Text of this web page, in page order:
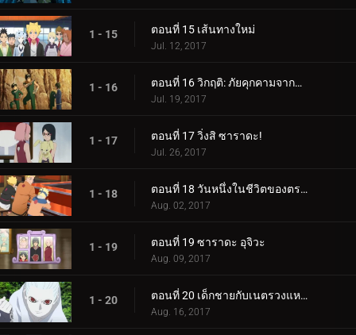
1 - 15 ตอนที่ 15 เส้นทางใหม่
Jul. 12, 2017
1 - 16 ตอนที่ 16 วิกฤติ: ภัยคุกคามจากความล้มเหลว!
Jul. 19, 2017
1 - 17 ตอนที่ 17 วิ่งสิ ซาราดะ!
Jul. 26, 2017
1 - 18 ตอนที่ 18 วันหนึ่งในชีวิตของตระกูลอุซึมากิ
Aug. 02, 2017
1 - 19 ตอนที่ 19 ซาราดะ อุจิวะ
Aug. 09, 2017
1 - 20 ตอนที่ 20 เด็กชายกับเนตรวงแหวน
Aug. 16, 2017